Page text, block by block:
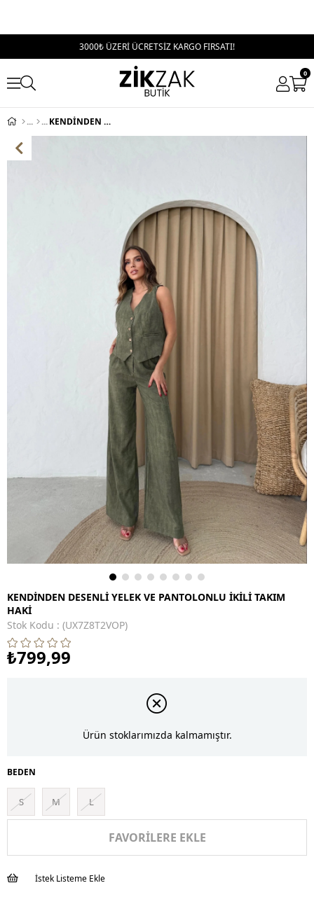
3000₺ ÜZERİ ÜCRETSİZ KARGO FIRSATI!
0
KENDİNDEN DESENLİ YELEK VE PANTOLONLU İKİLİ TAKIM HAKİ
KENDİNDEN DESENLİ YELEK VE PANTOLONLU İKİLİ TAKIM
HAKİ
Stok Kodu
(UX7Z8T2VOP)
₺799,99
Ürün stoklarımızda kalmamıştır.
BEDEN
S M L
FAVORILERE EKLE
İstek Listeme Ekle